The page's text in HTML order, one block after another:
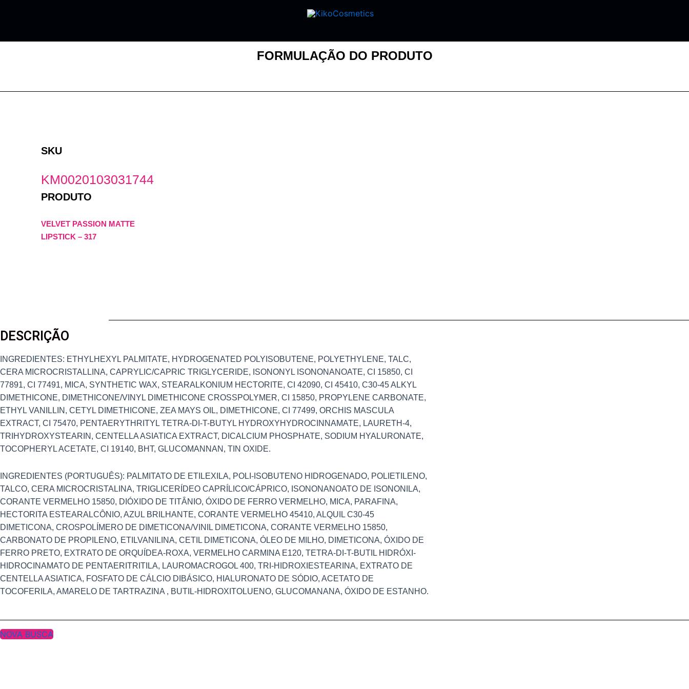
conteúdo
FORMULAÇÃO DO PRODUTO
SKU
KM0020103031744
PRODUTO
VELVET PASSION MATTE
LIPSTICK – 317
DESCRIÇÃO
INGREDIENTES: ETHYLHEXYL PALMITATE, HYDROGENATED POLYISOBUTENE, POLYETHYLENE, TALC,
CERA MICROCRISTALLINA, CAPRYLIC/CAPRIC TRIGLYCERIDE, ISONONYL ISONONANOATE, CI 15850, CI
77891, CI 77491, MICA, SYNTHETIC WAX, STEARALKONIUM HECTORITE, CI 42090, CI 45410, C30-45 ALKYL
DIMETHICONE, DIMETHICONE/VINYL DIMETHICONE CROSSPOLYMER, CI 15850, PROPYLENE CARBONATE,
ETHYL VANILLIN, CETYL DIMETHICONE, ZEA MAYS OIL, DIMETHICONE, CI 77499, ORCHIS MASCULA
EXTRACT, CI 75470, PENTAERYTHRITYL TETRA-DI-T-BUTYL HYDROXYHYDROCINNAMATE, LAURETH-4,
TRIHYDROXYSTEARIN, CENTELLA ASIATICA EXTRACT, DICALCIUM PHOSPHATE, SODIUM HYALURONATE,
TOCOPHERYL ACETATE, CI 19140, BHT, GLUCOMANNAN, TIN OXIDE.
INGREDIENTES (PORTUGUÊS): PALMITATO DE ETILEXILA, POLI-ISOBUTENO HIDROGENADO, POLIETILENO,
TALCO, CERA MICROCRISTALINA, TRIGLICERÍDEO CAPRÍLICO/CÁPRICO, ISONONANOATO DE ISONONILA,
CORANTE VERMELHO 15850, DIÓXIDO DE TITÂNIO, ÓXIDO DE FERRO VERMELHO, MICA, PARAFINA,
HECTORITA ESTEARALCÔNIO, AZUL BRILHANTE, CORANTE VERMELHO 45410, ALQUIL C30-45
DIMETICONA, CROSPOLÍMERO DE DIMETICONA/VINIL DIMETICONA, CORANTE VERMELHO 15850,
CARBONATO DE PROPILENO, ETILVANILINA, CETIL DIMETICONA, ÓLEO DE MILHO, DIMETICONA, ÓXIDO DE
FERRO PRETO, EXTRATO DE ORQUÍDEA-ROXA, VERMELHO CARMINA E120, TETRA-DI-T-BUTIL HIDRÓXI-
HIDROCINAMATO DE PENTAERITRITILA, LAUROMACROGOL 400, TRI-HIDROXIESTEARINA, EXTRATO DE
CENTELLA ASIATICA, FOSFATO DE CÁLCIO DIBÁSICO, HIALURONATO DE SÓDIO, ACETATO DE
TOCOFERILA, AMARELO DE TARTRAZINA , BUTIL-HIDROXITOLUENO, GLUCOMANANA, ÓXIDO DE ESTANHO.
NOVA BUSCA